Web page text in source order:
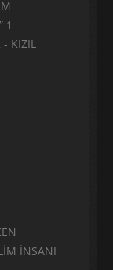
1
- KIZIL
İNSANI